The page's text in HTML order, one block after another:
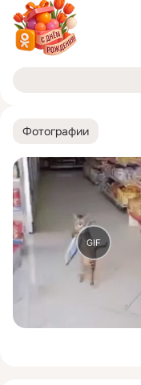
Фотографии
GIF